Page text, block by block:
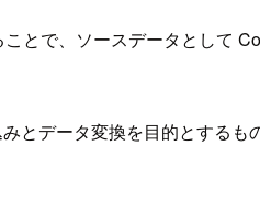
ことで、ソースデータとして
とデータ変換を目的とするも